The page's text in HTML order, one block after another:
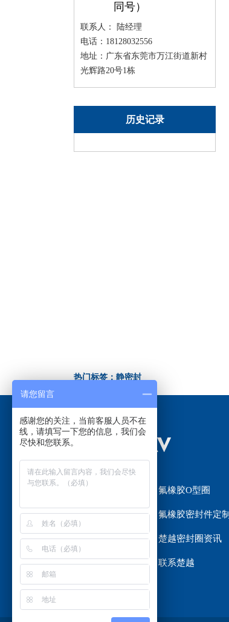
同号）
联系人： 陆经理
电话：18128032556
地址：广东省东莞市万江街道新村
光辉路20号1栋
历史记录
热门标签：静密封
氟橡胶O型圈
氟橡胶密封圈 氟橡胶密封件定制
楚越密封圈选材 楚越密封圈资讯
关于楚越 联系楚越
请您留言
感谢您的关注，当前客服人员不在
线，请填写一下您的信息，我们会
尽快和您联系。